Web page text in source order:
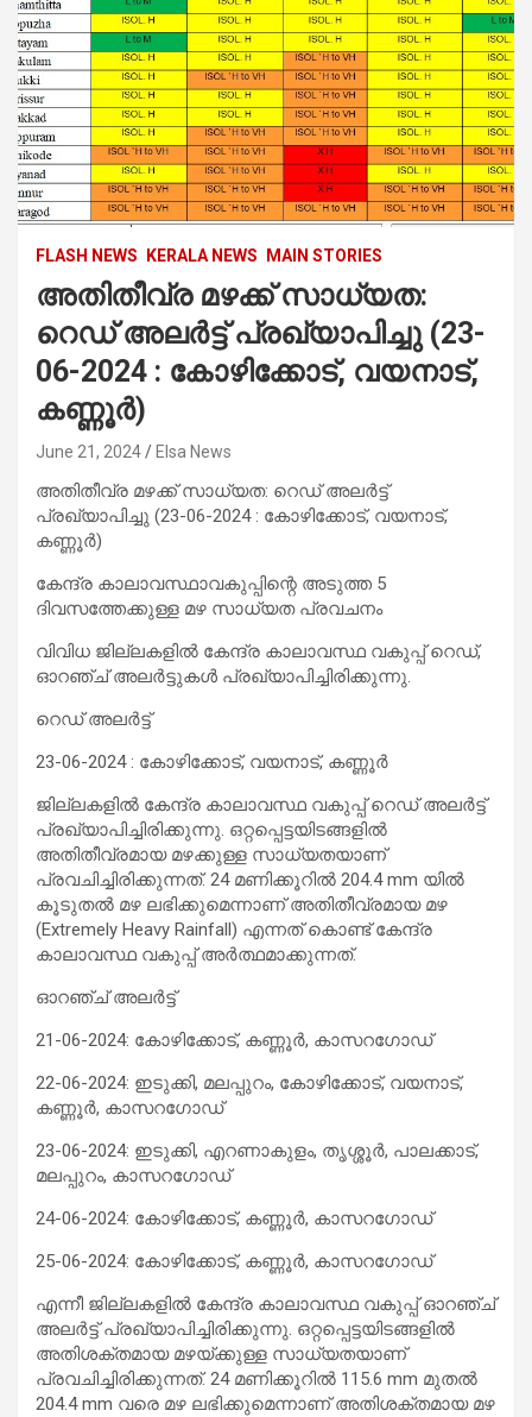
FLASH NEWS KERALA NEWS MAIN STORIES
അതിതീവ്ര മഴക്ക് സാധ്യത:
റെഡ് അലർട്ട് പ്രഖ്യാപിച്ചു (23-
06-2024 : കോഴിക്കോട്, വയനാട്,
കണ്ണൂർ)
June 21, 2024 Elsa News
അതിതീവ്ര മഴക്ക് സാധ്യത: റെഡ് അലർട്ട്
പ്രഖ്യാപിച്ചു (23-06-2024 : കോഴിക്കോട്, വയനാട്,
കണ്ണൂർ)
കേന്ദ്ര കാലാവസ്ഥാവകുപ്പിന്റെ അടുത്ത 5
ദിവസത്തേക്കുള്ള മഴ സാധ്യത പ്രവചനം
വിവിധ ജില്ലകളിൽ കേന്ദ്ര കാലാവസ്ഥ വകുപ്പ് റെഡ്,
ഓറഞ്ച് അലർട്ടുകൾ പ്രഖ്യാപിച്ചിരിക്കുന്നു.
റെഡ് അലർട്ട്
23-06-2024 : കോഴിക്കോട്, വയനാട്, കണ്ണൂർ
ജില്ലകളിൽ കേന്ദ്ര കാലാവസ്ഥ വകുപ്പ് റെഡ് അലർട്ട്
പ്രഖ്യാപിച്ചിരിക്കുന്നു. ഒറ്റപ്പെട്ടയിടങ്ങളിൽ
അതിതീവ്രമായ മഴക്കുള്ള സാധ്യതയാണ്
പ്രവചിച്ചിരിക്കുന്നത്. 24 മണിക്കൂറിൽ 204.4 mm യിൽ
കൂടുതൽ മഴ ലഭിക്കുമെന്നാണ് അതിതീവ്രമായ മഴ
(Extremely Heavy Rainfall) എന്നത് കൊണ്ട് കേന്ദ്ര
കാലാവസ്ഥ വകുപ്പ് അർത്ഥമാക്കുന്നത്.
ഓറഞ്ച് അലർട്ട്
21-06-2024: കോഴിക്കോട്, കണ്ണൂർ, കാസറഗോഡ്
22-06-2024: ഇടുക്കി, മലപ്പുറം, കോഴിക്കോട്, വയനാട്,
കണ്ണൂർ, കാസറഗോഡ്
23-06-2024: ഇടുക്കി, എറണാകുളം, തൃശ്ശൂർ, പാലക്കാട്,
മലപ്പുറം, കാസറഗോഡ്
24-06-2024: കോഴിക്കോട്, കണ്ണൂർ, കാസറഗോഡ്
25-06-2024: കോഴിക്കോട്, കണ്ണൂർ, കാസറഗോഡ്
എന്നീ ജില്ലകളിൽ കേന്ദ്ര കാലാവസ്ഥ വകുപ്പ് ഓറഞ്ച്
അലർട്ട് പ്രഖ്യാപിച്ചിരിക്കുന്നു. ഒറ്റപ്പെട്ടയിടങ്ങളിൽ
അതിശക്തമായ മഴയ്ക്കുള്ള സാധ്യതയാണ്
പ്രവചിച്ചിരിക്കുന്നത്. 24 മണിക്കൂറിൽ 115.6 mm മുതൽ
204.4 mm വരെ മഴ ലഭിക്കുമെന്നാണ് അതിശക്തമായ മഴ